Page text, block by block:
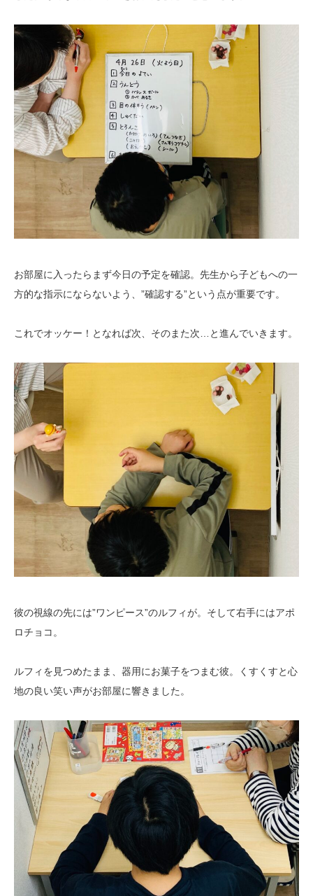
お部屋に入ったらまず今日の予定を確認。先生から子どもへの一
方的な指示にならないよう、”確認する”という点が重要です。
これでオッケー！となれば次、そのまた次…と進んでいきます。
彼の視線の先には”ワンピース”のルフィが。そして右手にはアポ
ロチョコ。
ルフィを見つめたまま、器用にお菓子をつまむ彼。くすくすと心
地の良い笑い声がお部屋に響きました。